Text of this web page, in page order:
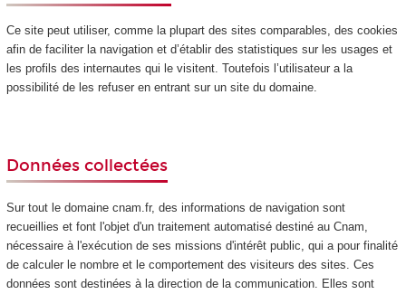
Ce site peut utiliser, comme la plupart des sites comparables, des cookies
afin de faciliter la navigation et d’établir des statistiques sur les usages et
les profils des internautes qui le visitent. Toutefois l’utilisateur a la
possibilité de les refuser en entrant sur un site du domaine.
Données collectées
Sur tout le domaine cnam.fr, des informations de navigation sont
recueillies et font l'objet d'un traitement automatisé destiné au Cnam,
nécessaire à l'exécution de ses missions d'intérêt public, qui a pour finalité
de calculer le nombre et le comportement des visiteurs des sites. Ces
données sont destinées à la direction de la communication. Elles sont